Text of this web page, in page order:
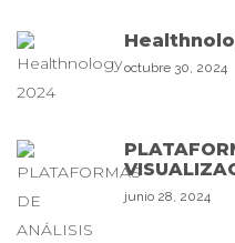
octubre 30, 2024
junio 28, 2024